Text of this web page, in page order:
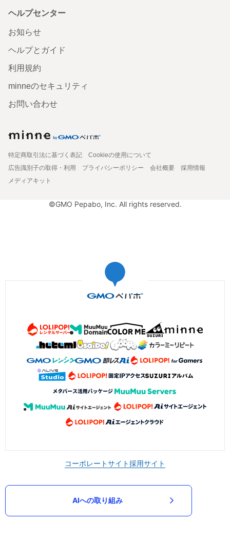
ヘルプセンター
お知らせ
ヘルプとガイド
利用規約
minneのセキュリティ
お問い合わせ
特定商取引法に基づく表記
Cookieの使用について
広告識別子の取得・利用
プライバシーポリシー 会社概要
採用情報
メディアキット
©GMO Pepabo, Inc. All rights reserved.
コーポレートサイト採用サイト
AIへの取り組み